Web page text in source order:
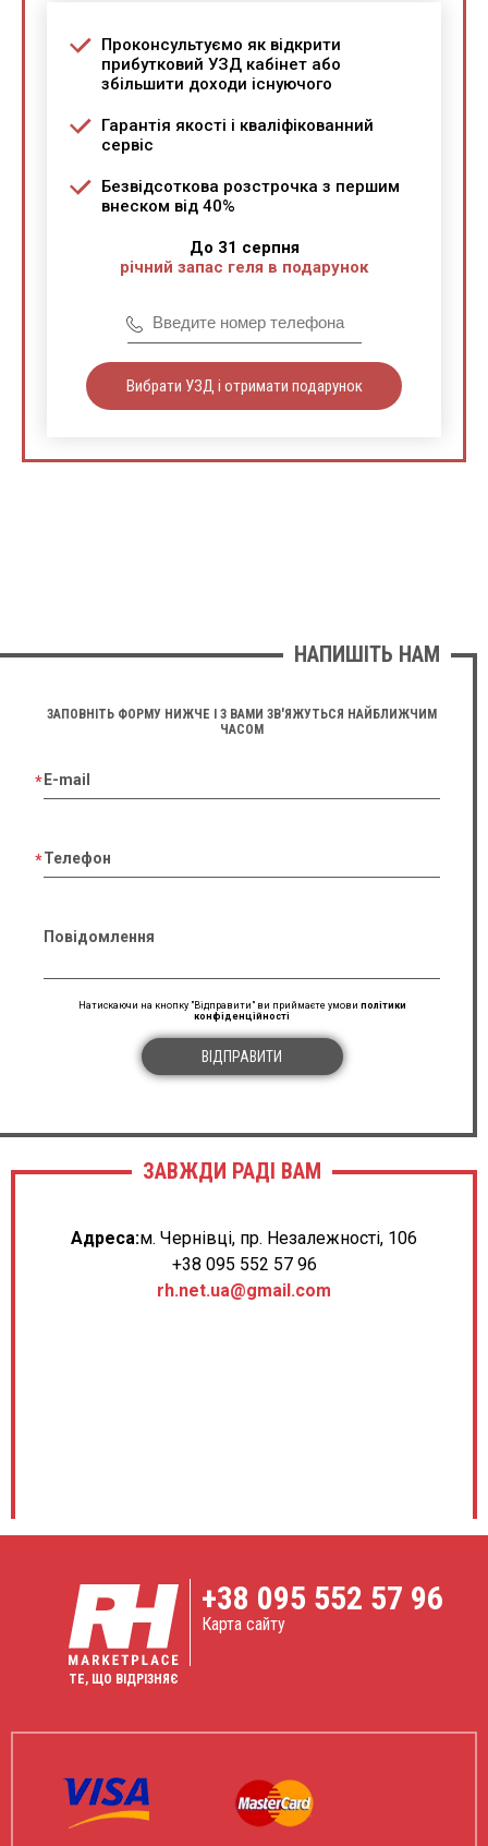
Проконсультуємо як відкрити
прибутковий УЗД кабінет або
збільшити доходи існуючого
Гарантія якості і кваліфікованний
сервіс
Безвідсоткова розстрочка з першим
внеском від 40%
До 31 серпня
річний запас геля в подарунок
Вибрати УЗД і отримати подарунок
НАПИШІТЬ НАМ
ЗАПОВНІТЬ ФОРМУ НИЖЧЕ І З ВАМИ ЗВ'ЯЖУТЬСЯ НАЙБЛИЖЧИМ
ЧАСОМ
E-mail
Телефон
Повідомлення
Натискаючи на кнопку "Відправити" ви приймаєте умови політики
конфіденційності
ВІДПРАВИТИ
ЗАВЖДИ РАДІ ВАМ
Адреса:м. Чернівці, пр. Незалежності, 106
+38 095 552 57 96
rh.net.ua@gmail.com
ТЕ, ЩО ВІДРІЗНЯЄ
+38 095 552 57 96
Карта сайту